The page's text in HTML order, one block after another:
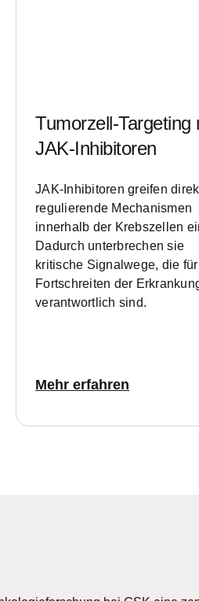
Tumorzell-Targeting
JAK-Inhibitoren
JAK-Inhibitoren greifen
regulierende Mechanismen
innerhalb der Krebszellen
Dadurch unterbrechen sie
kritische Signalwege, die
Fortschreiten der
verantwortlich sind.
Mehr erfahren